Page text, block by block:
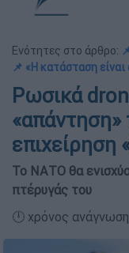
Ενότητες στο άρθρο:
📌 «Η κατάσταση
Ρωσικά
επιχείρηση
Το ΝΑΤΟ θα
πτέρυγάς του
🕛 χρόνος